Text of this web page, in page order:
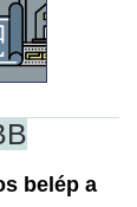
belép a